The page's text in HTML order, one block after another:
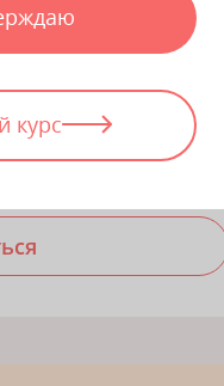
курса
курс